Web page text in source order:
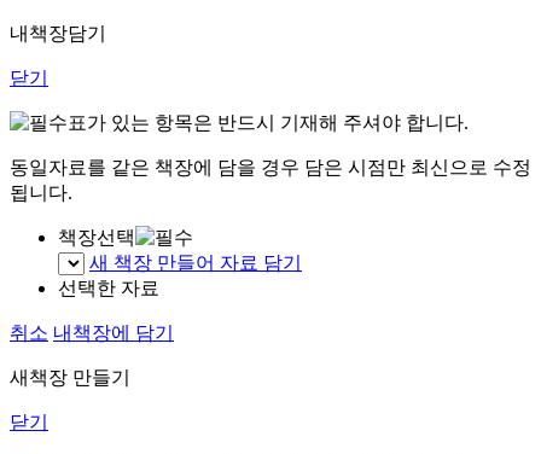
내책장담기
닫기
표가 있는 항목은 반드시 기재해 주셔야 합니다.
동일자료를 같은 책장에 담을 경우 담은 시점만 최신으로 수정
됩니다.
책장선택
새 책장 만들어 자료 담기
선택한 자료
취소 내책장에 담기
새책장 만들기
닫기